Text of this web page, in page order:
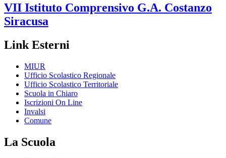
VII Istituto Comprensivo G.A. Costanzo
Siracusa
Link Esterni
MIUR
Ufficio Scolastico Regionale
Ufficio Scolastico Territoriale
Scuola in Chiaro
Iscrizioni On Line
Invalsi
Comune
La Scuola